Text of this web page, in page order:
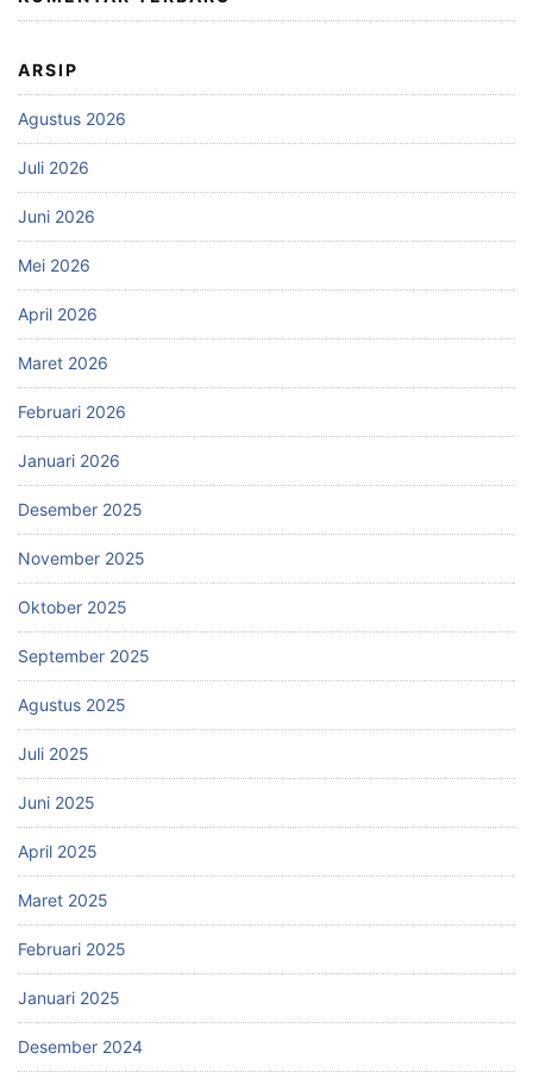
ARSIP
Agustus 2026
Juli 2026
Juni 2026
Mei 2026
April 2026
Maret 2026
Februari 2026
Januari 2026
Desember 2025
November 2025
Oktober 2025
September 2025
Agustus 2025
Juli 2025
Juni 2025
April 2025
Maret 2025
Februari 2025
Januari 2025
Desember 2024